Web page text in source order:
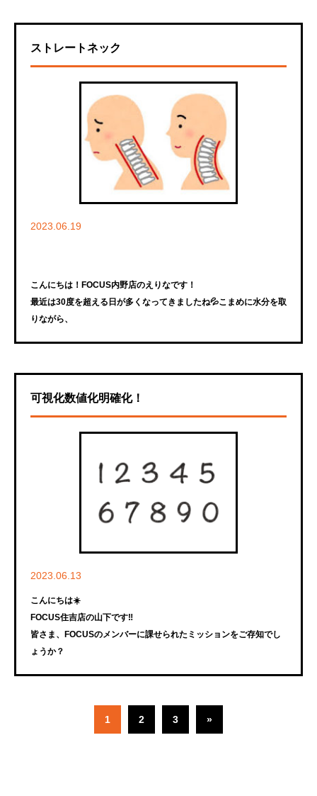
ストレートネック
2023.06.19
こんにちは！FOCUS内野店のえりなです！
最近は30度を超える日が多くなってきましたね💦こまめに水分を取
りながら、
可視化数値化明確化！
2023.06.13
こんにちは☀️
FOCUS住吉店の山下です‼️
皆さま、FOCUSのメンバーに課せられたミッションをご存知でし
ょうか？
1 2 3 »